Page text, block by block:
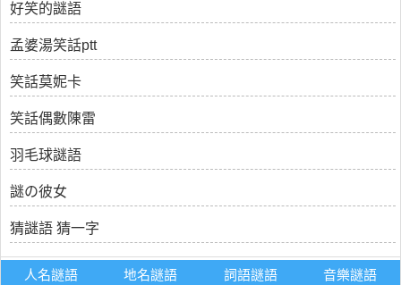
好笑的謎語
孟婆湯笑話ptt
笑話莫妮卡
笑話偶數陳雷
羽毛球謎語
謎の彼女
猜謎語 猜一字
人名謎語 地名謎語 詞語謎語 音樂謎語